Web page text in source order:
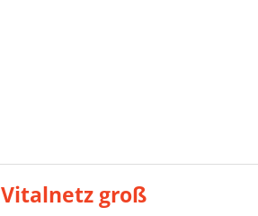
Vitalnetz groß